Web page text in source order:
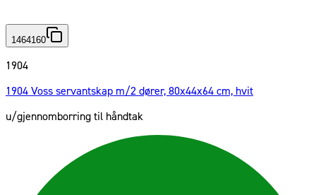
1464160
1904
1904 Voss servantskap m/2 dører, 80x44x64 cm, hvit
u/gjennomborring til håndtak